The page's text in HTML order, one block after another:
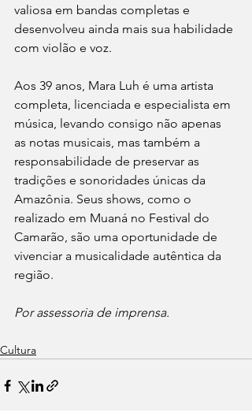
valiosa em bandas completas e
desenvolveu ainda mais sua habilidade
com violão e voz.
Aos 39 anos, Mara Luh é uma artista
completa, licenciada e especialista em
música, levando consigo não apenas
as notas musicais, mas também a
responsabilidade de preservar as
tradições e sonoridades únicas da
Amazônia. Seus shows, como o
realizado em Muaná no Festival do
Camarão, são uma oportunidade de
vivenciar a musicalidade autêntica da
região.
Por assessoria de imprensa.
Cultura